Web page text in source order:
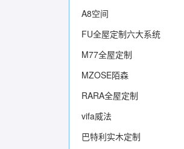
A8空间
FU全屋定制六大系统
M77全屋定制
MZOSE陌森
RARA全屋定制
vifa威法
巴特利实木定制